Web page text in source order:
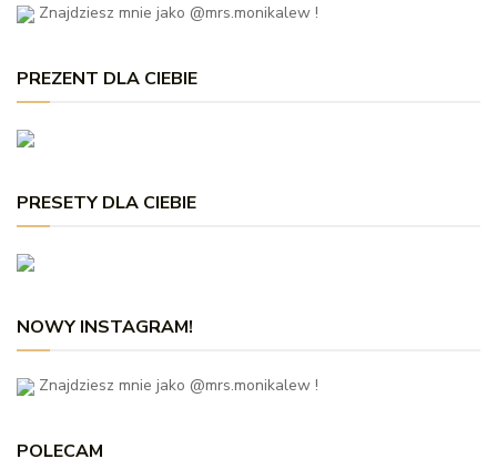
Znajdziesz mnie jako @mrs.monikalew !
PREZENT DLA CIEBIE
PRESETY DLA CIEBIE
NOWY INSTAGRAM!
Znajdziesz mnie jako @mrs.monikalew !
POLECAM